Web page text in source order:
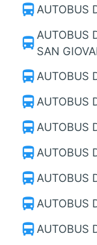
directions_bus AUTOBUS
directions_bus AUTOBUS
SAN
directions_bus AUTOBUS
directions_bus AUTOBUS
directions_bus AUTOBUS
directions_bus AUTOBUS
directions_bus AUTOBUS
directions_bus AUTOBUS
directions_bus AUTOBUS